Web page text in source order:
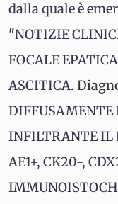
dalla quale è
"NOTIZIE
FOCALE
ASCITICA.
DIFFUSAMENTE
INFILTRANTE IL
AE1+, CK20-,